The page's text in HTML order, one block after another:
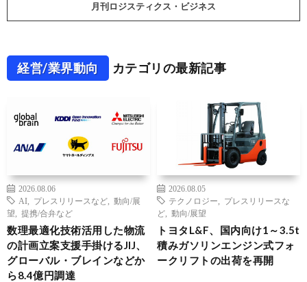
月刊ロジスティクス・ビジネス
経営/業界動向 カテゴリの最新記事
2026.08.06
AI
プレスリリースなど
動向/展
望
提携/合弁など
数理最適化技術活用した物流
の計画立案支援手掛けるJIJ、
グローバル・ブレインなどか
ら8.4億円調達
2026.08.05
テクノロジー
プレスリリースな
ど
動向/展望
トヨタL&F、国内向け1～3.5t
積みガソリンエンジン式フォ
ークリフトの出荷を再開